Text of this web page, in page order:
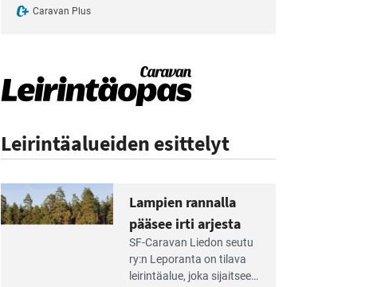
Caravan Plus
Leirintäalueiden esittelyt
Lampien rannalla
pääsee irti arjesta
SF-Caravan Liedon seutu
ry:n Leporanta on tilava
leirintäalue, joka sijaitsee